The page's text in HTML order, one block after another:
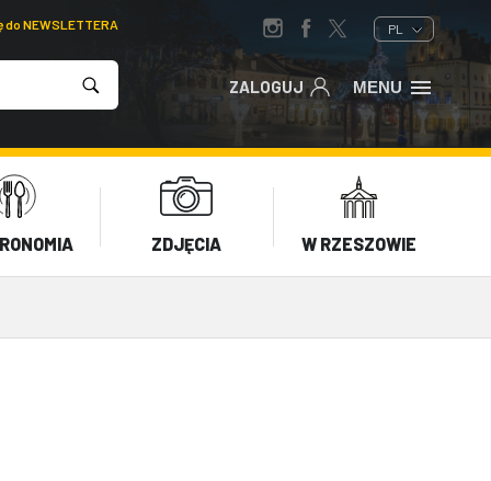
NEWSLETTERA PL
ZALOGUJ MENU
ZDJĘCIA W RZESZOWIE